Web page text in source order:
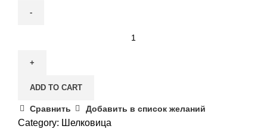
гигант
ADD TO CART
Сравнить Добавить в список желаний
Category: Шелковица